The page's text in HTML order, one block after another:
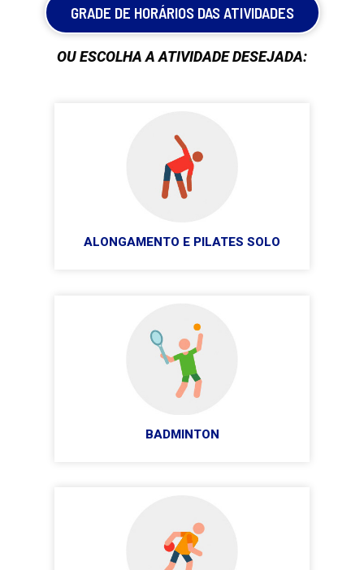
GRADE DE HORÁRIOS DAS ATIVIDADES
OU ESCOLHA A ATIVIDADE DESEJADA:
ALONGAMENTO E PILATES SOLO
BADMINTON